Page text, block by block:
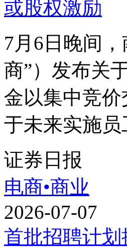
7月6日晚间
商”）发布关
金以集中竞
于未来实施
证券日报
电商•商业
2026-07-07
首批招聘计